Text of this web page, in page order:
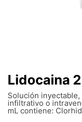
Lidocaina
Solución
infiltrativo o
mL contiene: